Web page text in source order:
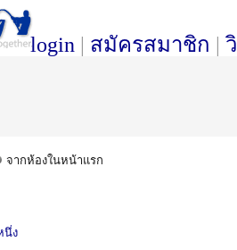
login | สมัครสมาชิก |
จากห้องในหน้าแรก
นึ่ง